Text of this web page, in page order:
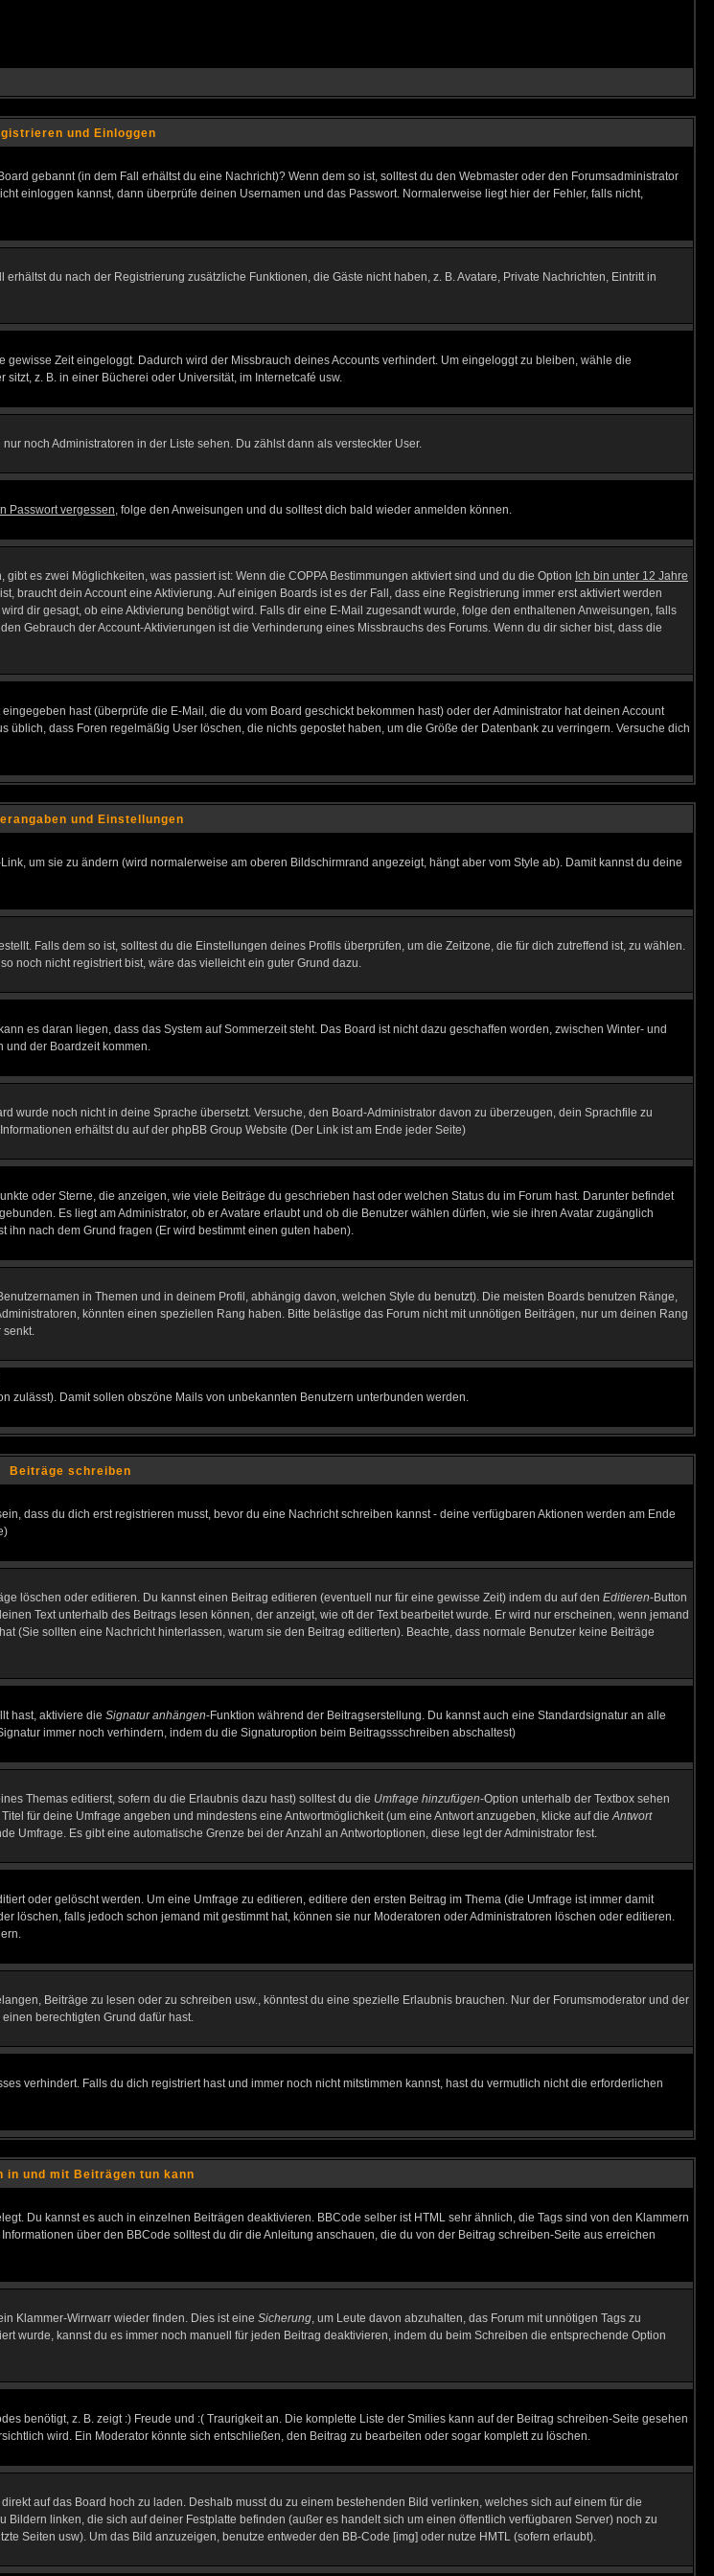
und Einloggen
gebannt (in dem Fall erhältst du eine Nachricht)? Wenn dem so ist, solltest du den Webmaster oder den Forumsadministrator
einloggen kannst, dann überprüfe deinen Usernamen und das Passwort. Normalerweise liegt hier der Fehler, falls nicht,
du nach der Registrierung zusätzliche Funktionen, die Gäste nicht haben, z. B. Avatare, Private Nachrichten, Eintritt in
Zeit eingeloggt. Dadurch wird der Missbrauch deines Accounts verhindert. Um eingeloggt zu bleiben, wähle die
z. B. in einer Bücherei oder Universität, im Internetcafé usw.
noch Administratoren in der Liste sehen. Du zählst dann als versteckter User.
Passwort vergessen, folge den Anweisungen und du solltest dich bald wieder anmelden können.
es zwei Möglichkeiten, was passiert ist: Wenn die COPPA Bestimmungen aktiviert sind und du die Option Ich bin unter 12 Jahre
dein Account eine Aktivierung. Auf einigen Boards ist es der Fall, dass eine Registrierung immer erst aktiviert werden
dir gesagt, ob eine Aktivierung benötigt wird. Falls dir eine E-Mail zugesandt wurde, folge den enthaltenen Anweisungen, falls
Gebrauch der Account-Aktivierungen ist die Verhinderung eines Missbrauchs des Forums. Wenn du dir sicher bist, dass die
hast (überprüfe die E-Mail, die du vom Board geschickt bekommen hast) oder der Administrator hat deinen Account
dass Foren regelmäßig User löschen, die nichts gepostet haben, um die Größe der Datenbank zu verringern. Versuche dich
und Einstellungen
um sie zu ändern (wird normalerweise am oberen Bildschirmrand angezeigt, hängt aber vom Style ab). Damit kannst du deine
Falls dem so ist, solltest du die Einstellungen deines Profils überprüfen, um die Zeitzone, die für dich zutreffend ist, zu wählen.
noch nicht registriert bist, wäre das vielleicht ein guter Grund dazu.
es daran liegen, dass das System auf Sommerzeit steht. Das Board ist nicht dazu geschaffen worden, zwischen Winter- und
und der Boardzeit kommen.
wurde noch nicht in deine Sprache übersetzt. Versuche, den Board-Administrator davon zu überzeugen, dein Sprachfile zu
erhältst du auf der phpBB Group Website (Der Link ist am Ende jeder Seite)
oder Sterne, die anzeigen, wie viele Beiträge du geschrieben hast oder welchen Status du im Forum hast. Darunter befindet
Es liegt am Administrator, ob er Avatare erlaubt und ob die Benutzer wählen dürfen, wie sie ihren Avatar zugänglich
ihn nach dem Grund fragen (Er wird bestimmt einen guten haben).
in Themen und in deinem Profil, abhängig davon, welchen Style du benutzt). Die meisten Boards benutzen Ränge,
könnten einen speziellen Rang haben. Bitte belästige das Forum nicht mit unnötigen Beiträgen, nur um deinen Rang
senkt.
zulässt). Damit sollen obszöne Mails von unbekannten Benutzern unterbunden werden.
Beiträge schreiben
dass du dich erst registrieren musst, bevor du eine Nachricht schreiben kannst - deine verfügbaren Aktionen werden am Ende
löschen oder editieren. Du kannst einen Beitrag editieren (eventuell nur für eine gewisse Zeit) indem du auf den Editieren-Button
Text unterhalb des Beitrags lesen können, der anzeigt, wie oft der Text bearbeitet wurde. Er wird nur erscheinen, wenn jemand
(Sie sollten eine Nachricht hinterlassen, warum sie den Beitrag editierten). Beachte, dass normale Benutzer keine Beiträge
hast, aktiviere die Signatur anhängen-Funktion während der Beitragserstellung. Du kannst auch eine Standardsignatur an alle
immer noch verhindern, indem du die Signaturoption beim Beitragssschreiben abschaltest)
Themas editierst, sofern du die Erlaubnis dazu hast) solltest du die Umfrage hinzufügen-Option unterhalb der Textbox sehen
für deine Umfrage angeben und mindestens eine Antwortmöglichkeit (um eine Antwort anzugeben, klicke auf dieAntwort
Umfrage. Es gibt eine automatische Grenze bei der Anzahl an Antwortoptionen, diese legt der Administrator fest.
oder gelöscht werden. Um eine Umfrage zu editieren, editiere den ersten Beitrag im Thema (die Umfrage ist immer damit
löschen, falls jedoch schon jemand mit gestimmt hat, können sie nur Moderatoren oder Administratoren löschen oder editieren.
Beiträge zu lesen oder zu schreiben usw., könntest du eine spezielle Erlaubnis brauchen. Nur der Forumsmoderator und der
berechtigten Grund dafür hast.
verhindert. Falls du dich registriert hast und immer noch nicht mitstimmen kannst, hast du vermutlich nicht die erforderlichen
in und mit Beiträgen tun kann
Du kannst es auch in einzelnen Beiträgen deaktivieren. BBCode selber ist HTML sehr ähnlich, die Tags sind von den Klammern
über den BBCode solltest du dir die Anleitung anschauen, die du von der Beitrag schreiben-Seite aus erreichen
Klammer-Wirrwarr wieder finden. Dies ist eine Sicherung, um Leute davon abzuhalten, das Forum mit unnötigen Tags zu
wurde, kannst du es immer noch manuell für jeden Beitrag deaktivieren, indem du beim Schreiben die entsprechende Option
benötigt, z. B. zeigt :) Freude und :( Traurigkeit an. Die komplette Liste der Smilies kann auf der Beitrag schreiben-Seite gesehen
wird. Ein Moderator könnte sich entschließen, den Beitrag zu bearbeiten oder sogar komplett zu löschen.
auf das Board hoch zu laden. Deshalb musst du zu einem bestehenden Bild verlinken, welches sich auf einem für die
linken, die sich auf deiner Festplatte befinden (außer es handelt sich um einen öffentlich verfügbaren Server) noch zu
Seiten usw). Um das Bild anzuzeigen, benutze entweder den BB-Code [img] oder nutze HMTL (sofern erlaubt).